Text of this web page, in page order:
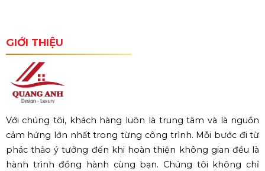
GIỚI THIỆU
Với chúng tôi, khách hàng luôn là trung tâm và là nguồn
cảm hứng lớn nhất trong từng công trình. Mỗi bước đi từ
phác thảo ý tưởng đến khi hoàn thiện không gian đều là
hành trình đồng hành cùng bạn. Chúng tôi không chỉ